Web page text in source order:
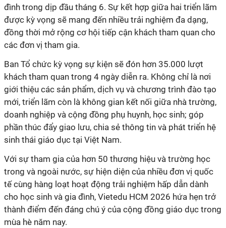
đình trong dịp đầu tháng 6. Sự kết hợp giữa hai triển lãm
được kỳ vọng sẽ mang đến nhiều trải nghiệm đa dạng,
đồng thời mở rộng cơ hội tiếp cận khách tham quan cho
các đơn vị tham gia.
Ban Tổ chức kỳ vọng sự kiện sẽ đón hơn 35.000 lượt
khách tham quan trong 4 ngày diễn ra. Không chỉ là nơi
giới thiệu các sản phẩm, dịch vụ và chương trình đào tạo
mới, triển lãm còn là không gian kết nối giữa nhà trường,
doanh nghiệp và cộng đồng phụ huynh, học sinh; góp
phần thúc đẩy giao lưu, chia sẻ thông tin và phát triển hệ
sinh thái giáo dục tại Việt Nam.
Với sự tham gia của hơn 50 thương hiệu và trường học
trong và ngoài nước, sự hiện diện của nhiều đơn vị quốc
tế cùng hàng loạt hoạt động trải nghiệm hấp dẫn dành
cho học sinh và gia đình, Vietedu HCM 2026 hứa hẹn trở
thành điểm đến đáng chú ý của cộng đồng giáo dục trong
mùa hè năm nay.